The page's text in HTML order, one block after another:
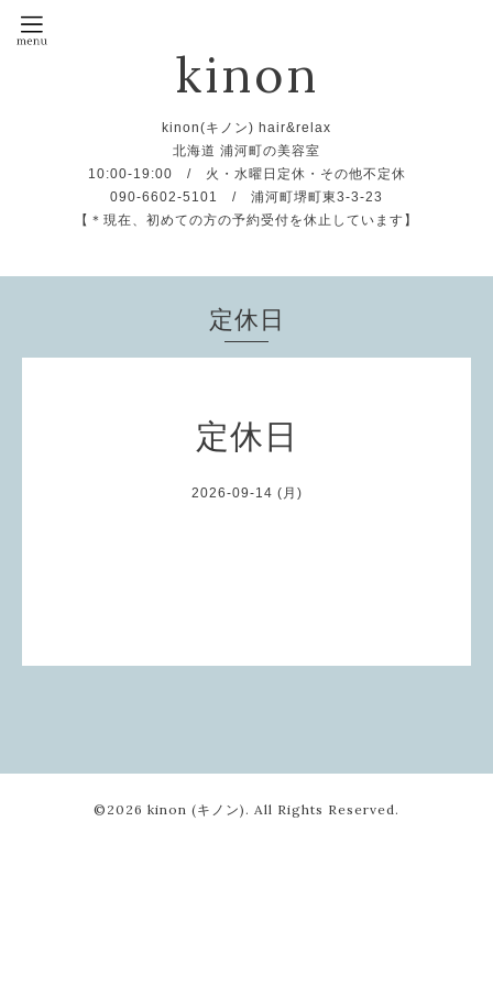
kinon
kinon(キノン) hair&relax
北海道 浦河町の美容室
10:00-19:00 / 火・水曜日定休・その他不定休
090-6602-5101 / 浦河町堺町東3-3-23
【＊現在、初めての方の予約受付を休止しています】
定休日
定休日
2026-09-14 (月)
©2026 kinon (キノン) . All Rights Reserved.